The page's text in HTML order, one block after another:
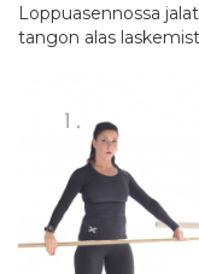
Loppuasennossa
tangon alas